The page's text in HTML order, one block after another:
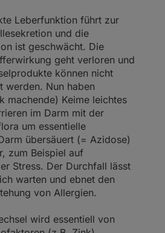
Leberfunktion führt zur
und die
ist geschwächt. Die
geht verloren und
können nicht
werden. Nun haben
machende) Keime leichtes
im Darm mit der
um essentielle
übersäuert (= Azidose)
zum Beispiel auf
Stress. Der Durchfall lässt
warten und ebnet den
von Allergien.
wird essentiell von